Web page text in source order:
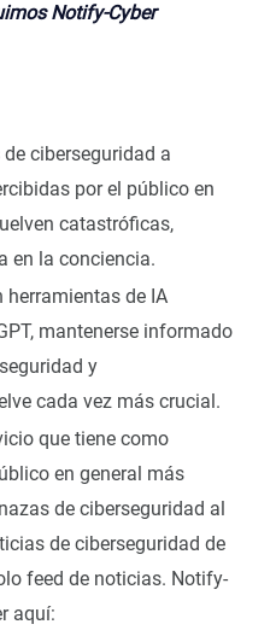
Notify-Cyber
ciberseguridad a
por el público en
catastróficas,
en la conciencia.
herramientas de IA
mantenerse informado
y
cada vez más crucial.
que tiene como
en general más
de ciberseguridad al
de ciberseguridad de
feed de noticias. Notify-
aquí: